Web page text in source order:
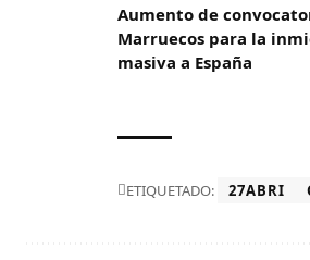
Aumento de
Marruecos para la
masiva a España
ETIQUETADO: 27ABRI